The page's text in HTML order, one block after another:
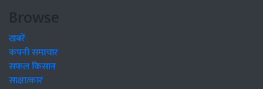
Browse
खबरें
कंपनी समाचार
सफल किसान
साक्षात्कार